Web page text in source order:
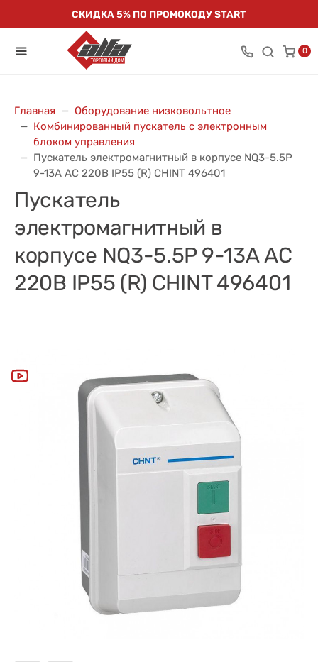
СКИДКА 5% ПО ПРОМОКОДУ START
0
Главная
Оборудование низковольтное
Комбинированный пускатель с электронным
блоком управления
Пускатель электромагнитный в корпусе NQ3-5.5P
9-13А AC 220В IP55 (R) CHINT 496401
Пускатель
электромагнитный в
корпусе NQ3-5.5P 9-13А AC
220В IP55 (R) CHINT 496401